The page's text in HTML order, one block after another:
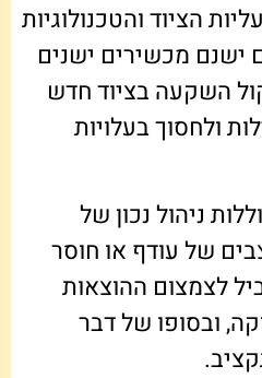
הציוד והטכנולוגיות
מכשירים ישנים
השקעה בציוד חדש
ולחסוך בעלויות
ניהול נכון של
של עודף או חוסר
לצמצום ההוצאות
ובסופו של דבר